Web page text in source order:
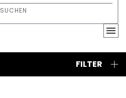
SUCHEN
FILTER